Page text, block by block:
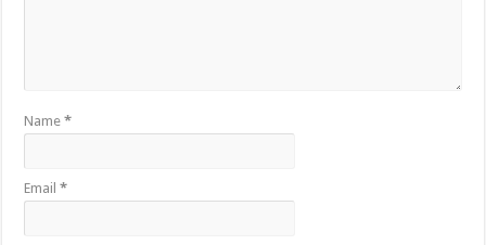
Name*
Email*